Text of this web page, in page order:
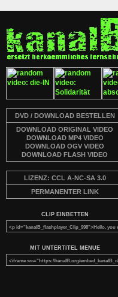
DVD / DOWNLOAD BESTELLEN
DOWNLOAD ORIGINAL VIDEO
DOWNLOAD MP4 VIDEO
DOWNLOAD OGV VIDEO
DOWNLOAD FLASH VIDEO
LIZENZ: CCL A-NC-SA 3.0
PERMANENTER LINK
CLIP EINBETTEN
MIT UNTERTITEL MENUE